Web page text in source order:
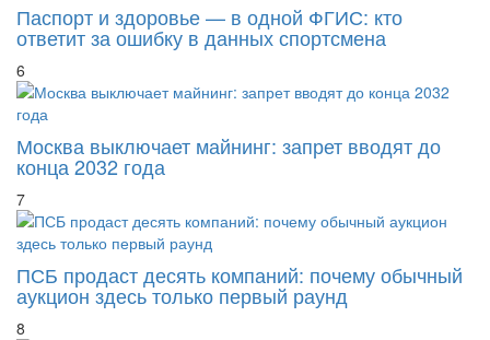
Паспорт и здоровье — в одной ФГИС: кто
ответит за ошибку в данных спортсмена
6
Москва выключает майнинг: запрет вводят до
конца 2032 года
7
ПСБ продаст десять компаний: почему обычный
аукцион здесь только первый раунд
8